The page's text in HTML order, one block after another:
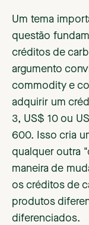
Um tema
questão
créditos de
argumento
commodity e
adquirir um
3, US$ 10 ou
600. Isso cria
qualquer outra
maneira de
os créditos de
produtos
diferenciados.